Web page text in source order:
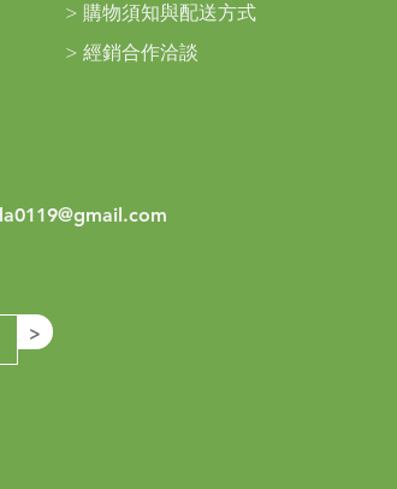
> 購物須知與配送方式
> 經銷合作洽談
>